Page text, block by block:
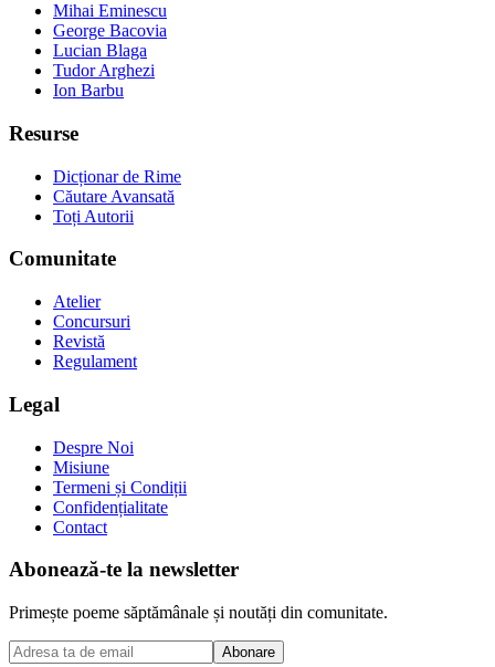
Mihai Eminescu
George Bacovia
Lucian Blaga
Tudor Arghezi
Ion Barbu
Resurse
Dicționar de Rime
Căutare Avansată
Toți Autorii
Comunitate
Atelier
Concursuri
Revistă
Regulament
Legal
Despre Noi
Misiune
Termeni și Condiții
Confidențialitate
Contact
Abonează-te la newsletter
Primește poeme săptămânale și noutăți din comunitate.
Abonare